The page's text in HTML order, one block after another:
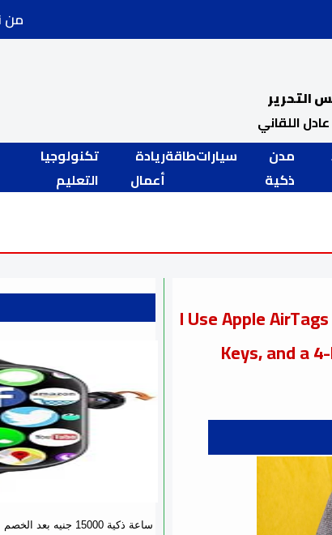
من
التحرير
عادل اللقاني
مدن
ذكية
سياراتطاقةريادة
أعمال
تكنولوجيا
التعليم
الأوقاف تواصل خطة
I Use Apple
Keys, and a
ساعة ذكية 15000 جنيه بعد الخصم